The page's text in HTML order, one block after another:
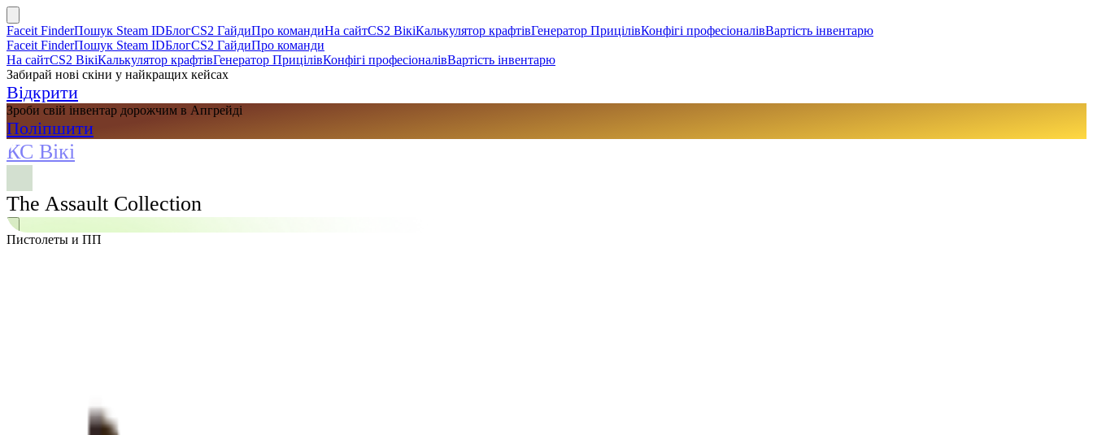
Faceit FinderПошук Steam IDБлогCS2 ГайдиПро командиНа сайтCS2 ВікіКалькулятор крафтівГенератор ПрицілівКонфігі професіоналівВартість інвентарю
Faceit FinderПошук Steam IDБлогCS2 ГайдиПро команди
На сайтCS2 ВікіКалькулятор крафтівГенератор ПрицілівКонфігі професіоналівВартість інвентарю
Забирай нові скіни у найкращих кейсах
Відкрити
Зроби свій інвентар дорожчим в Апгрейді
Поліпшити
КС Вікі
The Assault Collection
Пошук
Пистолеты и ПП